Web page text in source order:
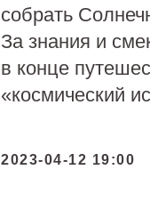
собрать
За знания и
в конце
«космический
2023-04-12 19:00